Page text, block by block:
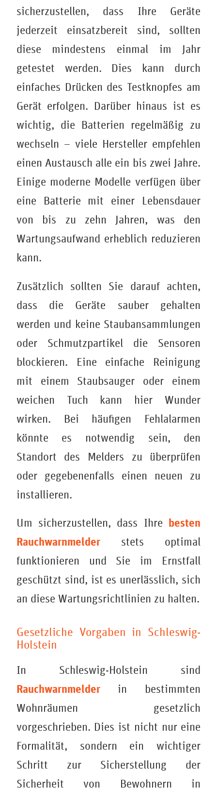
sicherzustellen, dass Ihre Geräte
jederzeit einsatzbereit sind, sollten
diese mindestens einmal im Jahr
getestet werden. Dies kann durch
einfaches Drücken des Testknopfes am
Gerät erfolgen. Darüber hinaus ist es
wichtig, die Batterien regelmäßig zu
wechseln – viele Hersteller empfehlen
einen Austausch alle ein bis zwei Jahre.
Einige moderne Modelle verfügen über
eine Batterie mit einer Lebensdauer
von bis zu zehn Jahren, was den
Wartungsaufwand erheblich reduzieren
kann.
Zusätzlich sollten Sie darauf achten,
dass die Geräte sauber gehalten
werden und keine Staubansammlungen
oder Schmutzpartikel die Sensoren
blockieren. Eine einfache Reinigung
mit einem Staubsauger oder einem
weichen Tuch kann hier Wunder
wirken. Bei häufigen Fehlalarmen
könnte es notwendig sein, den
Standort des Melders zu überprüfen
oder gegebenenfalls einen neuen zu
installieren.
Um sicherzustellen, dass Ihre besten
Rauchwarnmelderstets optimal
funktionieren und Sie im Ernstfall
geschützt sind, ist es unerlässlich, sich
an diese Wartungsrichtlinien zu halten.
Gesetzliche Vorgaben in Schleswig-
Holstein
In Schleswig-Holstein sind
Rauchwarnmelderin bestimmten
Wohnräumen gesetzlich
vorgeschrieben. Dies ist nicht nur eine
Formalität, sondern ein wichtiger
Schritt zur Sicherstellung der
Sicherheit von Bewohnern in